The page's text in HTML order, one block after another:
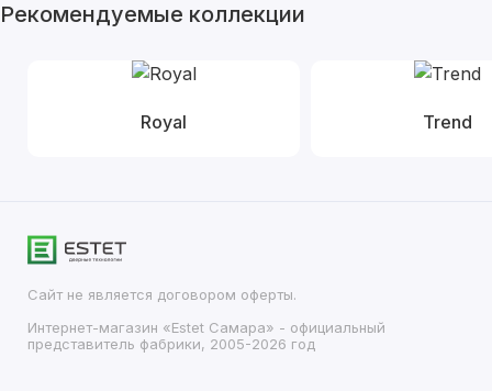
Рекомендуемые коллекции
Royal Trend
Сайт не является договором оферты.
Интернет-магазин «Estet Самара» - официальный
представитель фабрики, 2005-2026 год